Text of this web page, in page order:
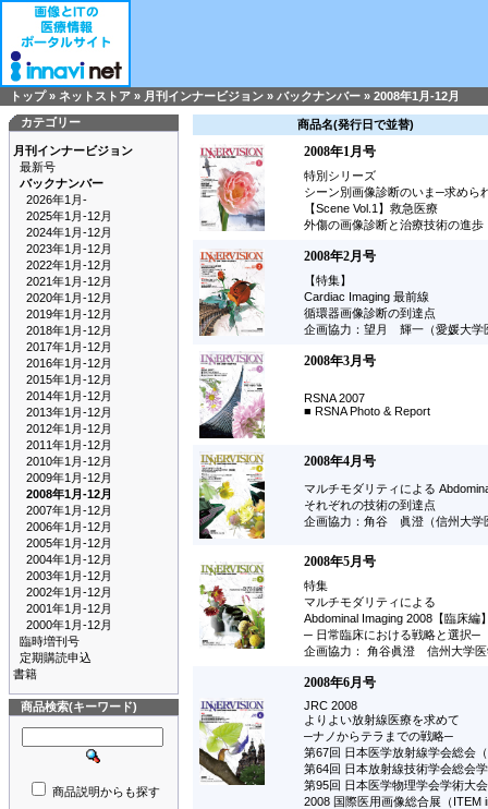
トップ» ネットストア » 月刊インナービジョン » バックナンバー » 2008年1月-12月
カテゴリー
月刊インナービジョン
最新号
バックナンバー
2026年1月-
2025年1月-12月
2024年1月-12月
2023年1月-12月
2022年1月-12月
2021年1月-12月
2020年1月-12月
2019年1月-12月
2018年1月-12月
2017年1月-12月
2016年1月-12月
2015年1月-12月
2014年1月-12月
2013年1月-12月
2012年1月-12月
2011年1月-12月
2010年1月-12月
2009年1月-12月
2008年1月-12月
2007年1月-12月
2006年1月-12月
2005年1月-12月
2004年1月-12月
2003年1月-12月
2002年1月-12月
2001年1月-12月
2000年1月-12月
臨時増刊号
定期購読申込
書籍
商品検索(キーワード)
商品説明からも探す
商品名(発行日で並替)
2008年1月号
特別シリーズ
シーン別画像診断のいま─求めら
【Scene Vol.1】救急医療
外傷の画像診断と治療技術の進歩
2008年2月号
【特集】
Cardiac Imaging 最前線
循環器画像診断の到達点
企画協力：望月 輝一（愛媛大学
2008年3月号
RSNA 2007
■ RSNA Photo & Report
2008年4月号
マルチモダリティによる
それぞれの技術の到達点
企画協力：角谷 眞澄（信州大学
2008年5月号
特集
マルチモダリティによる
Abdominal Imaging 2008【臨床編
─ 日常臨床における戦略と選択─
企画協力： 角谷眞澄 信州大学
2008年6月号
JRC 2008
よりよい放射線医療を求めて
─ナノからテラまでの戦略─
第67回 日本医学放射線学会総会
第64回 日本放射線技術学会総会
第95回 日本医学物理学会学術大
2008 国際医用画像総合展（ITEM